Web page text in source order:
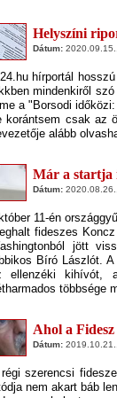
Helyszíni
Dátum:
hírportál
mindenkiről
a "Borsodi
korántsem csak az
alább
Már a startja
Dátum:
11-én
fideszes
jött
Bíró Lászlót.
ellenzéki kihívót,
többsége
Ahol a
Dátum:
szerencsi
nem akart báb